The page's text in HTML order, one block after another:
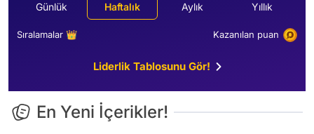
Günlük Haftalık Aylık Yıllık
Sıralamalar 👑 Kazanılan puan
Liderlik Tablosunu Gör!
En Yeni İçerikler!